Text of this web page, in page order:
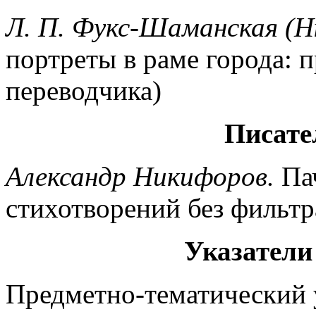
Л. П. Фукс-Шаманская
портреты в раме города:
переводчика)
Александр Никифоров.
стихотворений без
Предметно-тематический